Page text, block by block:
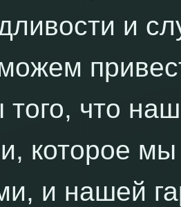
и
что
которое
и нашей